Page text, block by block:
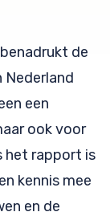
de
Nederland
een
ook voor
het rapport is
kennis mee
en de